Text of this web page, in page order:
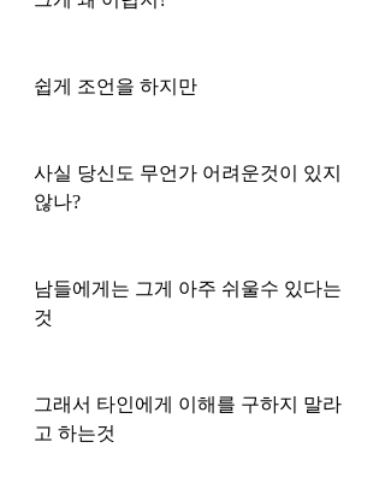
쉽게 조언을 하지만
사실 당신도 무언가 어려운것이 있지
않나?
남들에게는 그게 아주 쉬울수 있다는
것
그래서 타인에게 이해를 구하지 말라
고 하는것